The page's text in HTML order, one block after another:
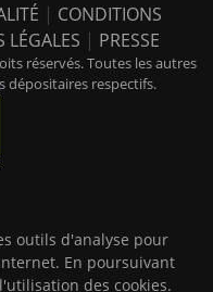
| CONDITIONS
LÉGALES | PRESSE
réservés. Toutes les autres
dépositaires respectifs.
outils d'analyse pour
En poursuivant
des cookies.